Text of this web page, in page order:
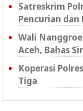
Satreskrim
Pencurian dan
Wali
Aceh, Bahas
Koperasi
Tiga